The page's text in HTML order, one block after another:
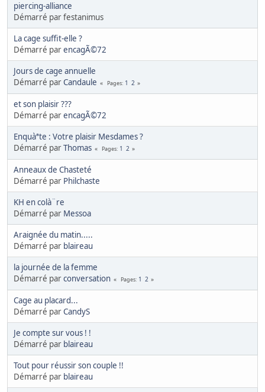
piercing-alliance
Démarré par festanimus
La cage suffit-elle ?
Démarré parencagÃ©72
Jours de cage annuelle
Démarré parCandaule Pages 1 2
et son plaisir ???
Démarré parencagÃ©72
Enquàªte : Votre plaisir Mesdames ?
Démarré parThomas Pages 1 2
Anneaux de Chasteté
Démarré par Philchaste
KH en colà¨re
Démarré par Messoa
Araignée du matin.....
Démarré par blaireau
la journée de la femme
Démarré parconversation Pages 1 2
Cage au placard...
Démarré parCandyS
Je compte sur vous ! !
Démarré par blaireau
Tout pour réussir son couple !!
Démarré par blaireau